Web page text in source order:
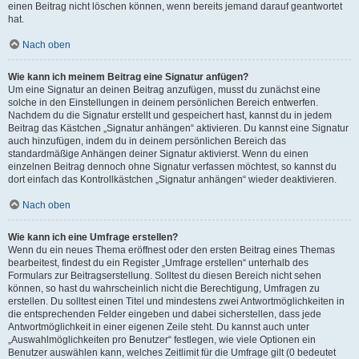
einen Beitrag nicht löschen können, wenn bereits jemand darauf geantwortet
hat.
Nach oben
Wie kann ich meinem Beitrag eine Signatur anfügen?
Um eine Signatur an deinen Beitrag anzufügen, musst du zunächst eine
solche in den Einstellungen in deinem persönlichen Bereich entwerfen.
Nachdem du die Signatur erstellt und gespeichert hast, kannst du in jedem
Beitrag das Kästchen „Signatur anhängen“ aktivieren. Du kannst eine Signatur
auch hinzufügen, indem du in deinem persönlichen Bereich das
standardmäßige Anhängen deiner Signatur aktivierst. Wenn du einen
einzelnen Beitrag dennoch ohne Signatur verfassen möchtest, so kannst du
dort einfach das Kontrollkästchen „Signatur anhängen“ wieder deaktivieren.
Nach oben
Wie kann ich eine Umfrage erstellen?
Wenn du ein neues Thema eröffnest oder den ersten Beitrag eines Themas
bearbeitest, findest du ein Register „Umfrage erstellen“ unterhalb des
Formulars zur Beitragserstellung. Solltest du diesen Bereich nicht sehen
können, so hast du wahrscheinlich nicht die Berechtigung, Umfragen zu
erstellen. Du solltest einen Titel und mindestens zwei Antwortmöglichkeiten in
die entsprechenden Felder eingeben und dabei sicherstellen, dass jede
Antwortmöglichkeit in einer eigenen Zeile steht. Du kannst auch unter
„Auswahlmöglichkeiten pro Benutzer“ festlegen, wie viele Optionen ein
Benutzer auswählen kann, welches Zeitlimit für die Umfrage gilt (0 bedeutet